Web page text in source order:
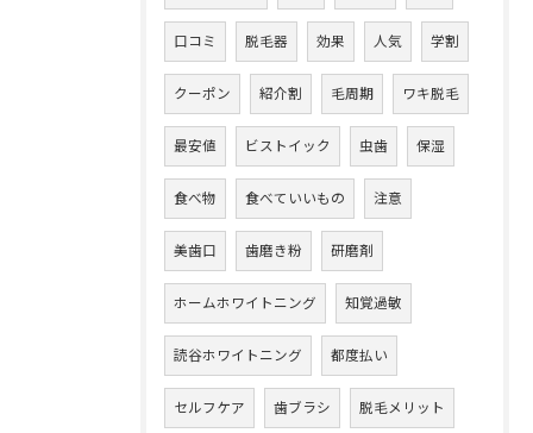
口コミ 脱毛器 効果 人気 学割
クーポン 紹介割 毛周期 ワキ脱毛
最安値 ビストイック 虫歯 保湿
食べ物 食べていいもの 注意
美歯口 歯磨き粉 研磨剤
ホームホワイトニング 知覚過敏
読谷ホワイトニング 都度払い
セルフケア 歯ブラシ 脱毛メリット